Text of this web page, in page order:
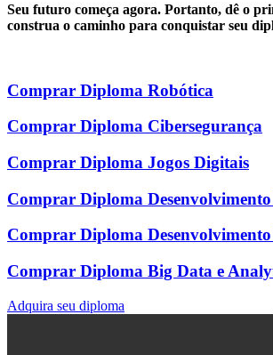
Seu futuro começa agora. Portanto, dê o
construa o caminho para conquistar seu
Comprar Diploma Robótica
Comprar Diploma Cibersegurança
Comprar Diploma Jogos Digitais
Comprar Diploma
Comprar Diploma Desenvolvimento
Comprar Diploma Big Data e
Adquira seu diploma